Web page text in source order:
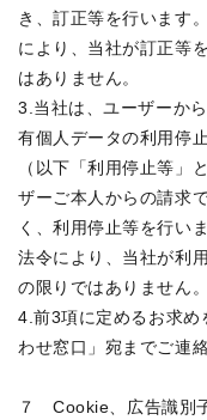
き、訂正等を行います
により、当社が訂正等
はありません。
3.当社は、ユーザーか
有個人データの利用停
（以下「利用停止等」
ザーご本人からの請求
く、利用停止等を行い
法令により、当社が利
の限りではありません。
4.前3項に定めるお求め
わせ窓口」宛までご連
７　Cookie、広告識別